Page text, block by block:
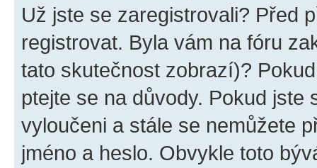
Už jste se zaregistrovali? Před
registrovat. Byla vám na fóru
tato skutečnost zobrazí)?
ptejte se na důvody. Pokud jste
vyloučeni a stále se nemůžete
jméno a heslo. Obvykle toto